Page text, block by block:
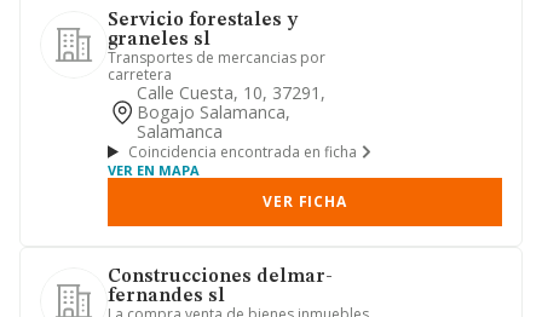
Servicio forestales y
graneles sl
Transportes de mercancias por
carretera
Calle Cuesta, 10, 37291,
Bogajo Salamanca,
Salamanca
Coincidencia encontrada en ficha
VER EN MAPA
VER FICHA
Construcciones delmar-
fernandes sl